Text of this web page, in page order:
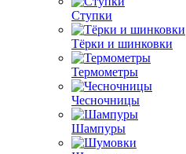
Ступки
Тёрки и шинковки
Термометры
Чесночницы
Шампуры